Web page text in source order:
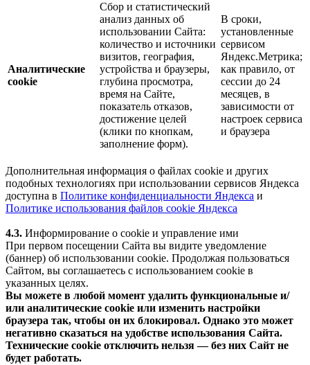
Аналитические
cookie
Сбор и статистический
анализ данных об
использовании Сайта:
количество и источники
визитов, география,
устройства и браузеры,
глубина просмотра,
время на Сайте,
показатель отказов,
достижение целей
(клики по кнопкам,
заполнение форм).
В сроки,
установленные
сервисом
Яндекс.Метрика;
как правило, от
сессии до 24
месяцев, в
зависимости от
настроек сервиса
и браузера
Дополнительная информация о файлах cookie и других
подобных технологиях при использовании сервисов Яндекса
доступна в Политике конфиденциальности Яндекса и
Политике использования файлов cookie Яндекса
4.3. Информирование о cookie и управление ими
При первом посещении Сайта вы видите уведомление
(баннер) об использовании cookie. Продолжая пользоваться
Сайтом, вы соглашаетесь с использованием cookie в
указанных целях.
Вы можете в любой момент удалить функциональные и/
или аналитические cookie или изменить настройки
браузера так, чтобы он их блокировал. Однако это может
негативно сказаться на удобстве использования Сайта.
Технические cookie отключить нельзя — без них Сайт не
будет работать.